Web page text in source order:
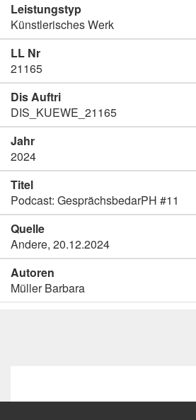
Leistungstyp
Künstlerisches Werk
LL Nr
21165
Dis Auftri
DIS_KUEWE_21165
Jahr
2024
Titel
Podcast: GesprächsbedarPH #11
Quelle
Andere, 20.12.2024
Autoren
Müller Barbara